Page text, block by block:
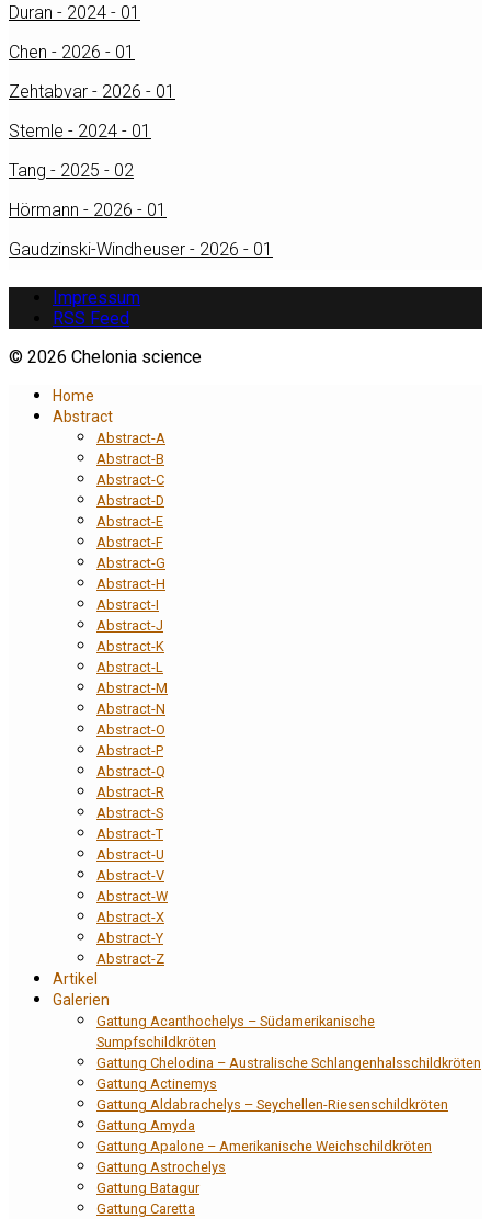
Duran - 2024 - 01
Chen - 2026 - 01
Zehtabvar - 2026 - 01
Stemle - 2024 - 01
Tang - 2025 - 02
Hörmann - 2026 - 01
Gaudzinski-Windheuser - 2026 - 01
Impressum
RSS Feed
© 2026 Chelonia science
Home
Abstract
Abstract-A
Abstract-B
Abstract-C
Abstract-D
Abstract-E
Abstract-F
Abstract-G
Abstract-H
Abstract-I
Abstract-J
Abstract-K
Abstract-L
Abstract-M
Abstract-N
Abstract-O
Abstract-P
Abstract-Q
Abstract-R
Abstract-S
Abstract-T
Abstract-U
Abstract-V
Abstract-W
Abstract-X
Abstract-Y
Abstract-Z
Artikel
Galerien
Gattung Acanthochelys – Südamerikanische
Sumpfschildkröten
Gattung Chelodina – Australische Schlangenhalsschildkröten
Gattung Actinemys
Gattung Aldabrachelys – Seychellen-Riesenschildkröten
Gattung Amyda
Gattung Apalone – Amerikanische Weichschildkröten
Gattung Astrochelys
Gattung Batagur
Gattung Caretta